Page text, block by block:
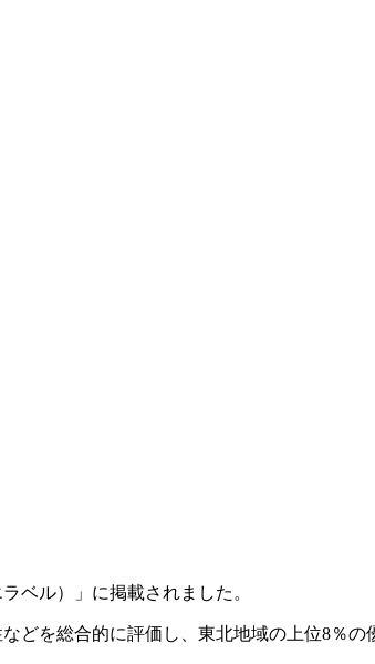
ベル）」に掲載されました。
どを総合的に評価し、東北地域の上位8％の